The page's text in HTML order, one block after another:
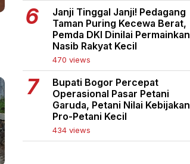
Janji Tinggal Janji! Pedagang
Taman Puring Kecewa Berat,
Pemda DKI Dinilai Permainkan
Nasib Rakyat Kecil
470 views
Bupati Bogor Percepat
Operasional Pasar Petani
Garuda, Petani Nilai Kebijakan
Pro-Petani Kecil
434 views